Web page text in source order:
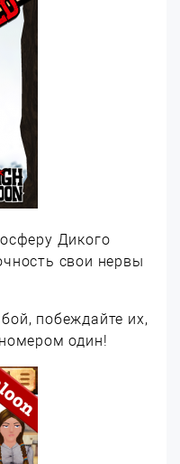
Дикого
свои нервы
побеждайте их,
один!